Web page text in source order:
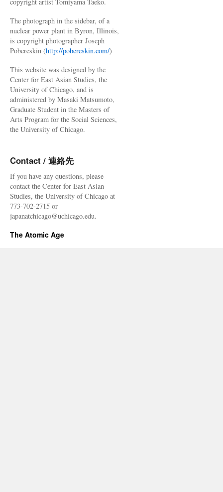
The photograph in the sidebar, of a
nuclear power plant in Byron, Illinois,
is copyright photographer Joseph
Pobereskin (http://pobereskin.com/)
This website was designed by the
Center for East Asian Studies, the
University of Chicago, and is
administered by Masaki Matsumoto,
Graduate Student in the Masters of
Arts Program for the Social Sciences,
the University of Chicago.
Contact / 連絡先
If you have any questions, please
contact the Center for East Asian
Studies, the University of Chicago at
773-702-2715 or
japanatchicago@uchicago.edu.
The Atomic Age